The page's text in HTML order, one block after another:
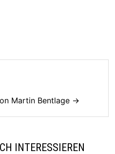
Martin Bentlage →
INTERESSIEREN